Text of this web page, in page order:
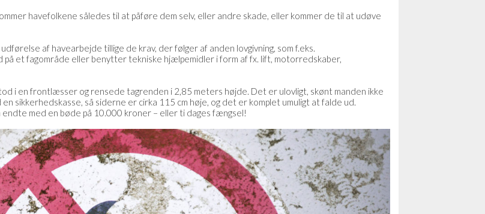
havefolkene således til at påføre dem selv, eller andre skade, eller kommer de til at udøve
af havearbejde tillige de krav, der følger af anden lovgivning, som f.eks.
på et fagområde eller benytter tekniske hjælpemidler i form af fx. lift, motorredskaber,
i en frontlæsser og rensede tagrenden i 2,85 meters højde. Det er ulovligt, skønt manden ikke
sikkerhedskasse, så siderne er cirka 115 cm høje, og det er komplet umuligt at falde ud.
med en bøde på 10.000 kroner – eller ti dages fængsel!